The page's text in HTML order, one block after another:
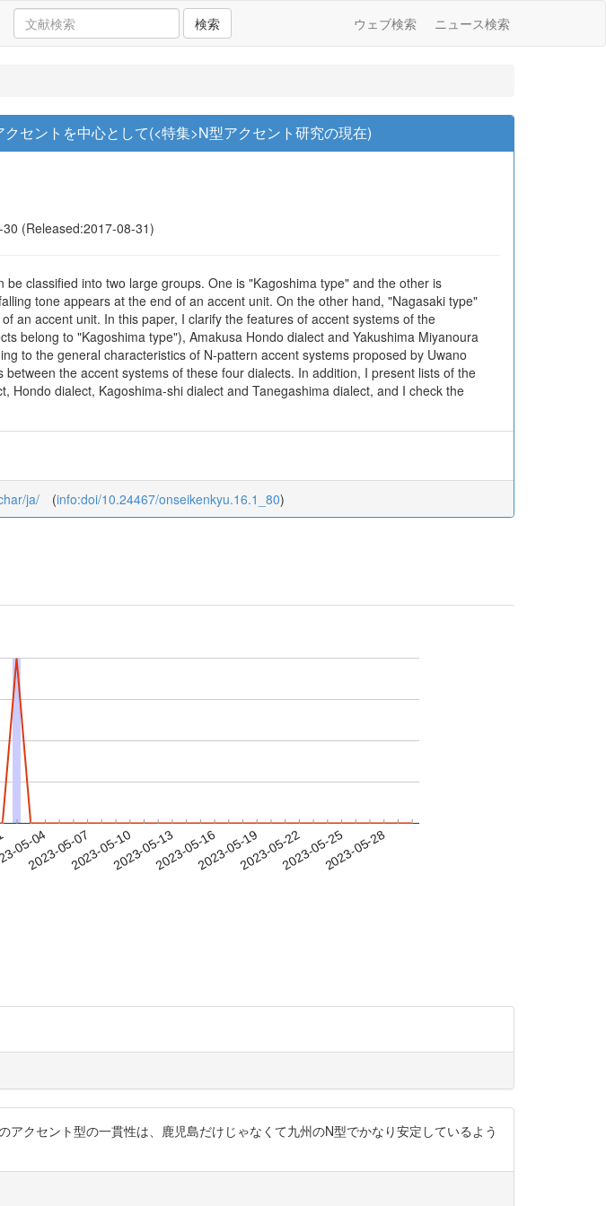
検索 ウェブ検索 ニュース検索
セントを中心として(<特集>N型アクセント研究の現在)
(Released:2017-08-31)
classified into two large groups. One is "Kagoshima type" and the other is
tone appears at the end of an accent unit. On the other hand, "Nagasaki type"
an accent unit. In this paper, I clarify the features of accent systems of the
belong to "Kagoshima type"), Amakusa Hondo dialect and Yakushima Miyanoura
to the general characteristics of N-pattern accent systems proposed by Uwano
the accent systems of these four dialects. In addition, I present lists of the
Hondo dialect, Kagoshima-shi dialect and Tanegashima dialect, and I check the
ja/ (info:doi/10.24467/onseikenkyu.16.1_80)
05-04
2023-05-072023-05-102023-05-132023-05-162023-05-192023-05-222023-05-252023-05-28
クセント型の一貫性は、鹿児島だけじゃなくて九州のN型でかなり安定しているよう